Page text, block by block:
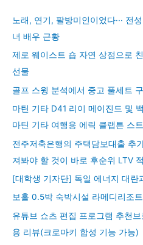
노래, 연기, 팔방미인이었다··· 전
녀 배우 근황
제로 웨이스트 숍 자연 상점으로
선물
골프 스윙 분석에서 중고 풀세트
마틴 기타 D41 리이 메이진드 및
마틴 기타 여행용 에릭 클랩튼 스
전주저축은행의 주택담보대출 추
져봐야 할 것이 바로 후순위 LTV
[대학생 기자단] 독일 에너지 대란
보홀 0.5박 숙박시설 라메디리조
유튜브 쇼츠 편집 프로그램 추천
용 리뷰(크로마키 합성 기능 가능)